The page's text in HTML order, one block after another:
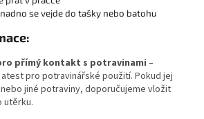
se vejde do tašky nebo batohu
přímý kontakt s potravinami –
pro potravinářské použití. Pokud jej
jiné potraviny, doporučujeme vložit
utěrku.